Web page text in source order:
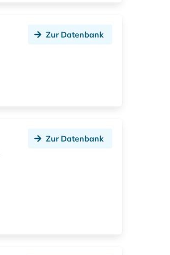
Zur Datenbank
Zur Datenbank